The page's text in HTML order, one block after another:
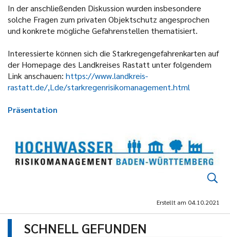
In der anschließenden Diskussion wurden insbesondere
solche Fragen zum privaten Objektschutz angesprochen
und konkrete mögliche Gefahrenstellen thematisiert.
Interessierte können sich die Starkregengefahrenkarten auf
der Homepage des Landkreises Rastatt unter folgendem
Link anschauen: https://www.landkreis-
rastatt.de/,Lde/starkregenrisikomanagement.html
Präsentation
Erstellt am 04.10.2021
SCHNELL GEFUNDEN